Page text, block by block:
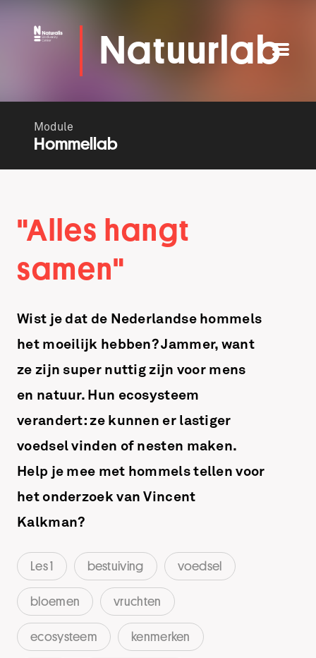
Natuurlab
Module
Hommellab
"Alles hangt
samen"
Wist je dat de Nederlandse hommels
het moeilijk hebben? Jammer, want
ze zijn super nuttig zijn voor mens
en natuur. Hun ecosysteem
verandert: ze kunnen er lastiger
voedsel vinden of nesten maken.
Help je mee met hommels tellen voor
het onderzoek van Vincent
Kalkman?
Les 1 bestuiving voedsel
bloemen vruchten
ecosysteem kenmerken